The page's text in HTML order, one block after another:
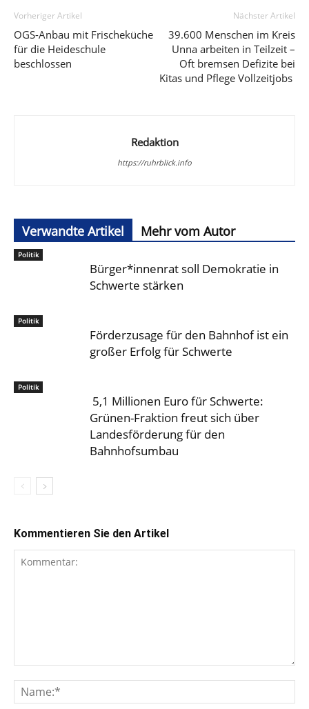
Vorheriger Artikel
OGS-Anbau mit Frischeküche
für die Heideschule
beschlossen
Nächster Artikel
39.600 Menschen im Kreis
Unna arbeiten in Teilzeit –
Oft bremsen Defizite bei
Kitas und Pflege Vollzeitjobs
Redaktion
https://ruhrblick.info
Verwandte Artikel Mehr vom Autor
Politik
Bürger*innenrat soll Demokratie in
Schwerte stärken
Politik
Förderzusage für den Bahnhof ist ein
großer Erfolg für Schwerte
Politik
5,1 Millionen Euro für Schwerte:
Grünen-Fraktion freut sich über
Landesförderung für den
Bahnhofsumbau
Kommentieren Sie den Artikel